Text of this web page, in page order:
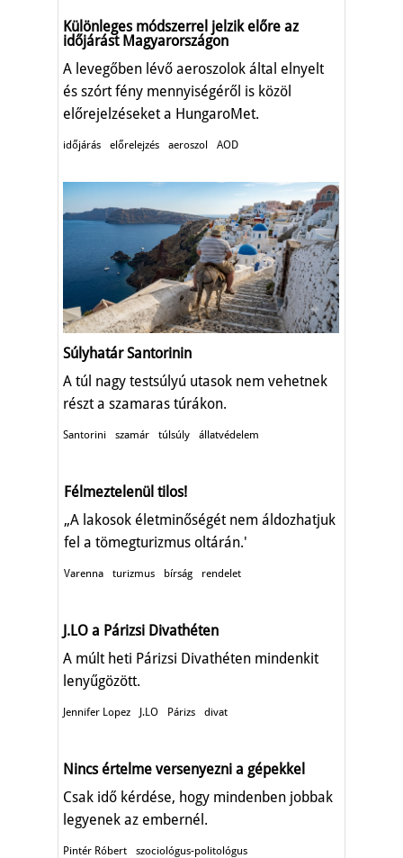
Különleges módszerrel jelzik előre az
időjárást Magyarországon
A levegőben lévő aeroszolok által elnyelt
és szórt fény mennyiségéről is közöl
előrejelzéseket a HungaroMet.
időjárás előrelejzés aeroszol AOD
Súlyhatár Santorinin
A túl nagy testsúlyú utasok nem vehetnek
részt a szamaras túrákon.
Santorini szamár túlsúly állatvédelem
Félmeztelenül tilos!
„A lakosok életminőségét nem áldozhatjuk
fel a tömegturizmus oltárán.'
Varenna turizmus bírság rendelet
J.LO a Párizsi Divathéten
A múlt heti Párizsi Divathéten mindenkit
lenyűgözött.
Jennifer Lopez J.LO Párizs divat
Nincs értelme versenyezni a gépekkel
Csak idő kérdése, hogy mindenben jobbak
legyenek az embernél.
Pintér Róbert szociológus-politológus